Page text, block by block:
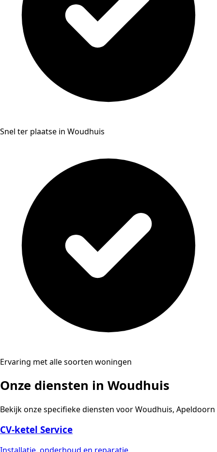
Snel ter plaatse in Woudhuis
Ervaring met alle soorten woningen
Onze diensten in Woudhuis
Bekijk onze specifieke diensten voor Woudhuis, Apeldoorn
CV-ketel Service